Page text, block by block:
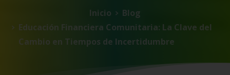
Inicio
Blog
Educación Financiera Comunitaria: La Clave del
Cambio en Tiempos de Incertidumbre